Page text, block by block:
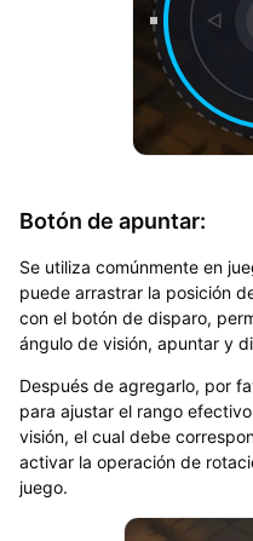
Botón de apuntar:
Se utiliza comúnmente en
puede arrastrar la posición
con el botón de disparo,
ángulo de visión, apuntar y
Después de agregarlo, por
para ajustar el rango
visión, el cual debe
activar la operación de
juego.